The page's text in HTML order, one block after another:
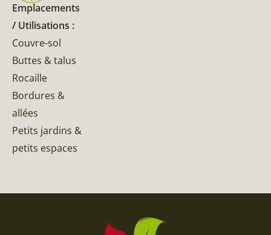
Emplacements
/ Utilisations :
Couvre-sol
Buttes & talus
Rocaille
Bordures &
allées
Petits jardins &
petits espaces